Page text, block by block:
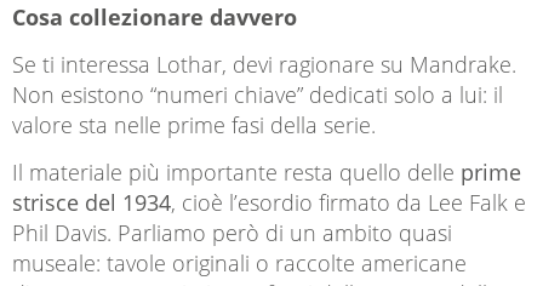
Cosa collezionare davvero
Se ti interessa Lothar, devi ragionare su Mandrake.
Non esistono “numeri chiave” dedicati solo a lui: il
valore sta nelle prime fasi della serie.
Il materiale più importante resta quello delle prime
strisce del 1934, cioè l’esordio firmato da Lee Falk e
Phil Davis. Parliamo però di un ambito quasi
museale: tavole originali o raccolte americane